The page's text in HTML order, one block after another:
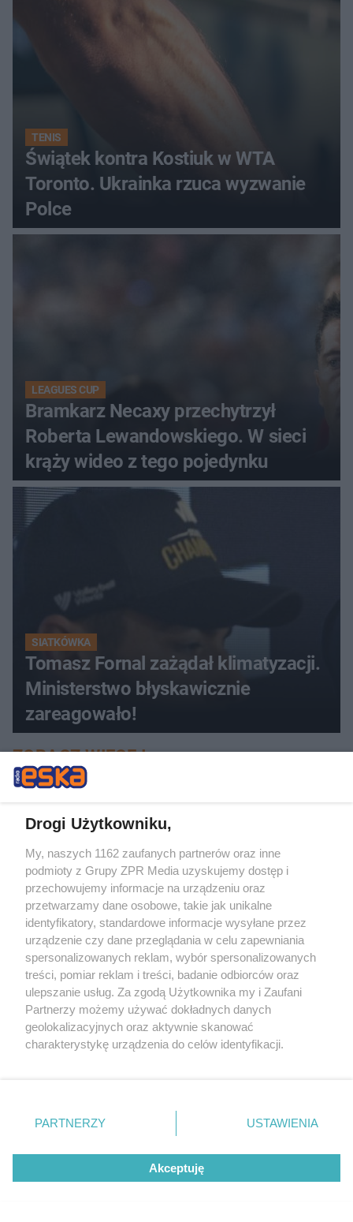
TENIS
Świątek kontra Kostiuk w WTA
Toronto. Ukrainka rzuca wyzwanie
Polce
LEAGUES CUP
Bramkarz Necaxy przechytrzył
Roberta Lewandowskiego. W sieci
krąży wideo z tego pojedynku
SIATKÓWKA
Tomasz Fornal zażądał klimatyzacji.
Ministerstwo błyskawicznie
zareagowało!
ZOBACZ WIĘCEJ
Drogi Użytkowniku,
My, naszych 1162 zaufanych partnerów oraz inne
podmioty z Grupy ZPR Media uzyskujemy dostęp i
przechowujemy informacje na urządzeniu oraz
przetwarzamy dane osobowe, takie jak unikalne
identyfikatory, standardowe informacje wysyłane przez
urządzenie czy dane przeglądania w celu zapewniania
spersonalizowanych reklam, wybór spersonalizowanych
treści, pomiar reklam i treści, badanie odbiorców oraz
ulepszanie usług. Za zgodą Użytkownika my i Zaufani
Partnerzy możemy używać dokładnych danych
geolokalizacyjnych oraz aktywnie skanować
charakterystykę urządzenia do celów identyfikacji.
zmienić/wycofać klikając przycisk ustawień prywatności
znajdujący się w lewym dolnym rogu strony
rodzaje przetwarzania danych nie wymagają zgody
użytkownika, ale masz prawo sprzeciwić się takiemu
przetwarzaniu. Preferencje będą miały zastosowanie tylko
PARTNERZY USTAWIENIA
Akceptuję